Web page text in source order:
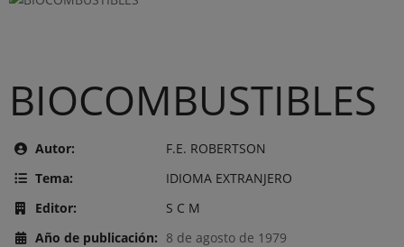
BIOCOMBUSTIBLES
Autor:
F.E. ROBERTSON
Tema:
IDIOMA EXTRANJERO
Editor:
S C M
Año de publicación: 8 de agosto de 1979